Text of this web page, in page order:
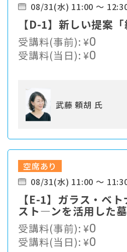
08/31(水) 11:00 ～
【D-1】新しい提案「
受講料(事前):¥0
受講料(当日):¥0
武藤 頼胡 氏
空席あり
08/31(水) 11:00 ～
【E-1】ガラス・ベ
スト―ンを活用した
来るグッズの紹介。
受講料(事前):¥0
受講料(当日):¥0